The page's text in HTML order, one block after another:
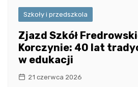
Szkoły i przedszkola
Zjazd Szkół
Korczynie: 40 lat
w edukacji
21 czerwca 2026